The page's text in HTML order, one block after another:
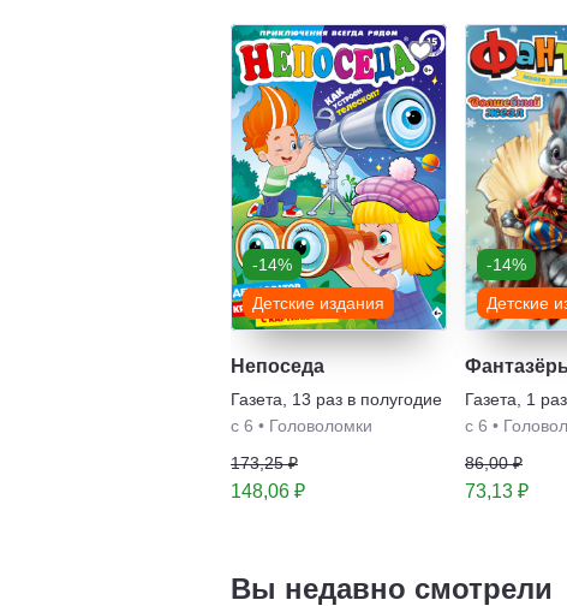
-14%
Детские издания
Непоседа
Газета
13 раз в полугодие
с 6 • Головоломки
173,25 ₽
148,06 ₽
-14%
Детские
Газета
1
с 6 •
86,00 ₽
73,13 ₽
Вы недавно смотрели